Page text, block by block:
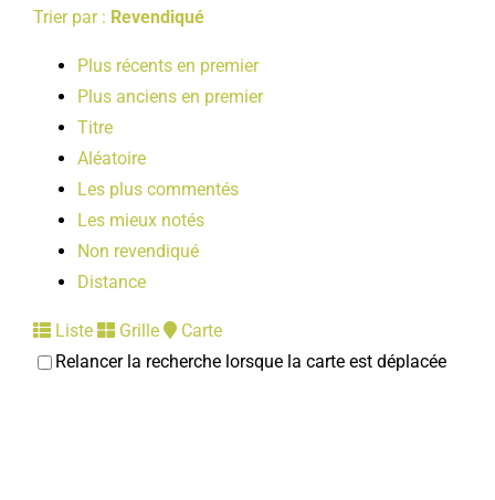
Trier par : Revendiqué
Plus récents en premier
Plus anciens en premier
Titre
Aléatoire
Les plus commentés
Les mieux notés
Non revendiqué
Distance
Liste Grille
Carte
Relancer la recherche lorsque la carte est déplacée